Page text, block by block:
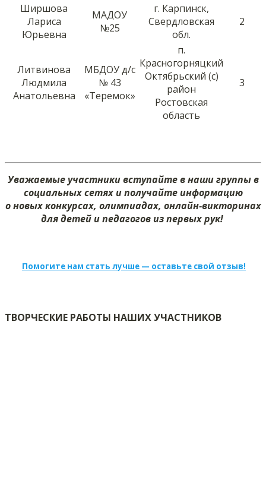
Ширшова
Лариса
Юрьевна
МАДОУ
№25
г. Карпинск,
Свердловская
обл.
2
Литвинова
Людмила
Анатольевна
МБДОУ д/с
№ 43
«Теремок»
п.
Красногорняцкий
Октябрьский (с)
район
Ростовская
область
3
Уважаемые участники вступайте в наши группы в
социальных сетях и получайте информацию
о новых конкурсах, олимпиадах, онлайн-викторинах
для детей и педагогов из первых рук!
Помогите нам стать лучше — оставьте свой отзыв!
ТВОРЧЕСКИЕ РАБОТЫ НАШИХ УЧАСТНИКОВ